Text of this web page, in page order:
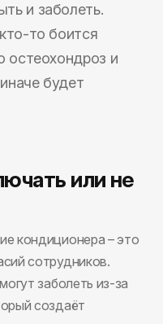
и заболеть.
то боится
остеохондроз и
будет
или не
кондиционера – это
сотрудников.
заболеть из-за
создаёт